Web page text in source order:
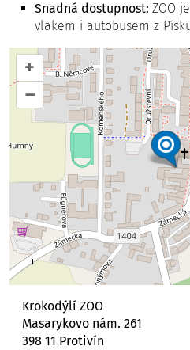
+
–
Krokodýlí ZOO
Masarykovo nám. 261
398 11 Protivín
Snadná dostupnost: ZOO
vlakem i autobusem z